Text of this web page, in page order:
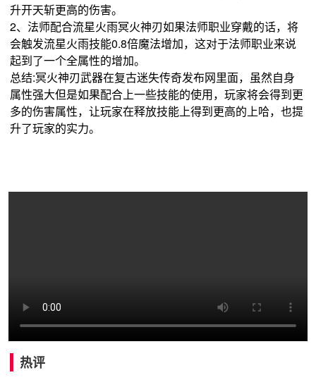
升开天斩更高的伤害。
2、法师配合流星火雨冥火神刃如果法师职业穿戴的话，将
会触发流星火雨技能0.8倍魔法增加，这对于法师职业来说
起到了一个全属性的增加。
总结:冥火神刃武器在复古迷失传奇发布网里面，虽然自身
属性强大但是如果配合上一些技能的使用，玩家将会得到更
多的伤害属性，让玩家在释放技能上得到更高的上哈，也提
升了玩家的实力。
热评